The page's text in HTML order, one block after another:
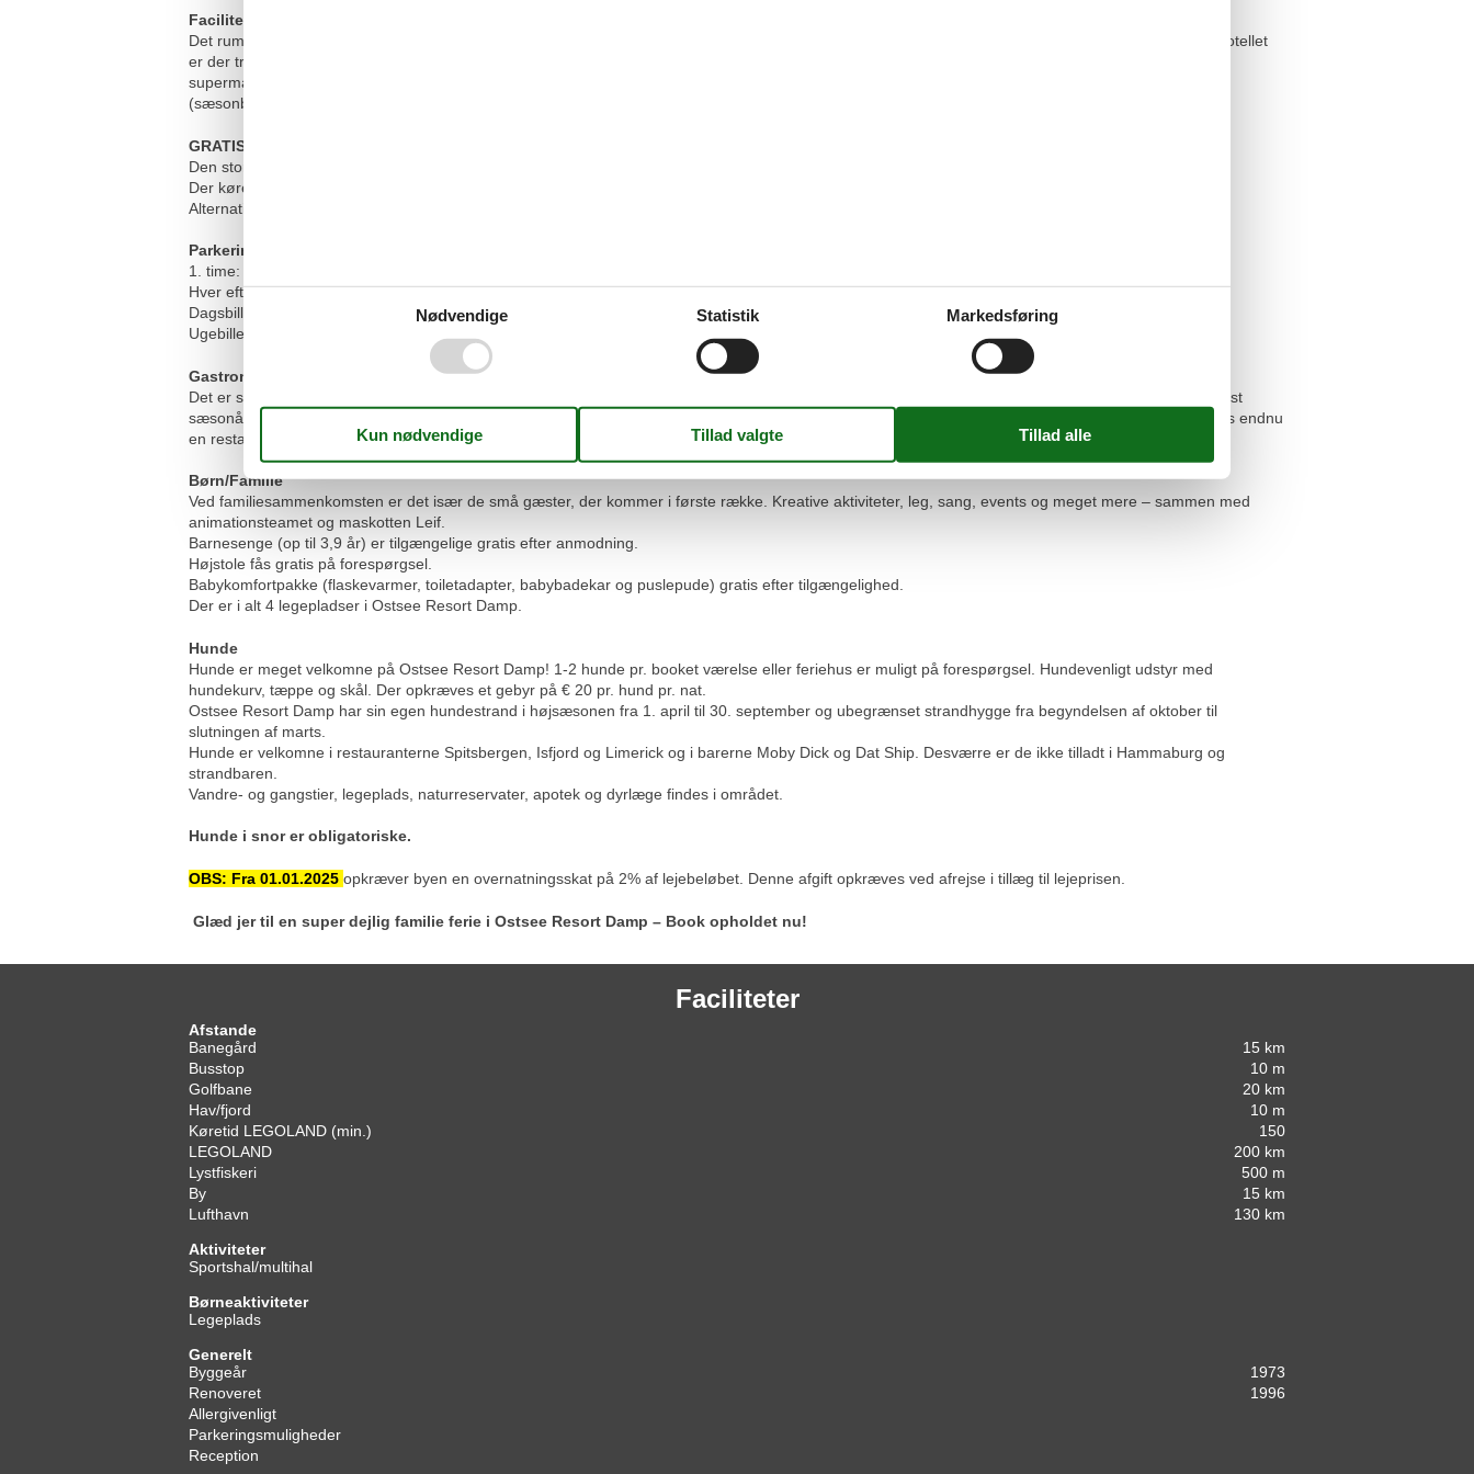
Faciliteter / Indkvartering
Det rummelige og velholdte resort består af et hotel med over 400 værelser og 207 feriehuse, der ligger direkte ved marinaen. I direkte tilknytning til hotellet
er der tre restauranter (en à la carte og to buffetrestauranter), strand- og gin- og cocktailbar, amerikansk diner (sæsonbestemt), havne- og rygerpub,
supermarked med bageri, butik, souvenirbutik, stand up paddling (sæsonbestemt), møntvaskeri og marinaen. Desuden udlejning af strandstole
(sæsonbestemt). Kreditkort: VISA, Mastercard, Amexco.
GRATIS parkering udenfor feriecentret
Den store parkeringsplads ved indkørslen til byen Damp er GRATIS.
Der kører en shuttlebus til feriecentret, ca. hvert 20. minut i dagtimerne.
Alternativ er der ca. 5-10 min til fods fra p-pladsen til receptionsbygningen.
Parkering i feriecentret
1. time: gratis
Hver efterfølgende time: 1,80 €
Dagsbillet: 14,00 €
Ugebillet: 55,00 €
Gastronomi / Catering
Det er skønt at kunne læne sig tilbage og nyde ferien fuldt ud. Resortet rummer tre restauranter (à la carte og buffet), cocktailbar og havnebistro (delvist
sæsonåben). Her serveres udsøgt køkken med regionale specialiteter samt stort morgenbuffet, kaffe/kage og varm/kold aftensbuffet. Derudover findes endnu
en restaurant ved Damper Markt. Restauranten Limerick har desuden et stort udendørs legeområde for børn.
Børn/Familie
Ved familiesammenkomsten er det især de små gæster, der kommer i første række. Kreative aktiviteter, leg, sang, events og meget mere – sammen med
animationsteamet og maskotten Leif.
Barnesenge (op til 3,9 år) er tilgængelige gratis efter anmodning.
Højstole fås gratis på forespørgsel.
Babykomfortpakke (flaskevarmer, toiletadapter, babybadekar og puslepude) gratis efter tilgængelighed.
Der er i alt 4 legepladser i Ostsee Resort Damp.
Hunde
Hunde er meget velkomne på Ostsee Resort Damp! 1-2 hunde pr. booket værelse eller feriehus er muligt på forespørgsel. Hundevenligt udstyr med
hundekurv, tæppe og skål. Der opkræves et gebyr på € 20 pr. hund pr. nat.
Ostsee Resort Damp har sin egen hundestrand i højsæsonen fra 1. april til 30. september og ubegrænset strandhygge fra begyndelsen af oktober til
slutningen af marts.
Hunde er velkomne i restauranterne Spitsbergen, Isfjord og Limerick og i barerne Moby Dick og Dat Ship. Desværre er de ikke tilladt i Hammaburg og
strandbaren.
Vandre- og gangstier, legeplads, naturreservater, apotek og dyrlæge findes i området.
Hunde i snor er obligatoriske.
OBS: Fra 01.01.2025 opkræver byen en overnatningsskat på 2% af lejebeløbet. Denne afgift opkræves ved afrejse i tillæg til lejeprisen.
Glæd jer til en super dejlig familie ferie i Ostsee Resort Damp – Book opholdet nu!
Faciliteter
Afstande
Banegård
15 km
Busstop
10 m
Golfbane
20 km
Hav/fjord
10 m
Køretid LEGOLAND (min.)
150
LEGOLAND
200 km
Lystfiskeri
500 m
By
15 km
Lufthavn
130 km
Aktiviteter
Sportshal/multihal
Børneaktiviteter
Legeplads
Generelt
Byggeår
1973
Renoveret
1996
Allergivenligt
Parkeringsmuligheder
Reception
Nødvendige Statistik Markedsføring